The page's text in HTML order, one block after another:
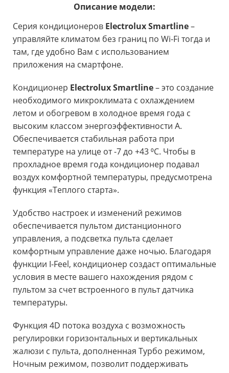
Описание модели:
Серия кондиционеров Electrolux Smartline–
управляйте климатом без границ по Wi-Fi тогда и
там, где удобно Вам с использованием
приложения на смартфоне.
Кондиционер Electrolux Smartline– это создание
необходимого микроклимата с охлаждением
летом и обогревом в холодное время года с
высоким классом энергоэффективности А.
Обеспечивается стабильная работа при
температуре на улице от -7 до +43 ⁰С. Чтобы в
прохладное время года кондиционер подавал
воздух комфортной температуры, предусмотрена
функция «Теплого старта».
Удобство настроек и изменений режимов
обеспечивается пультом дистанционного
управления, а подсветка пульта сделает
комфортным управление даже ночью. Благодаря
функции I-Feel, кондиционер создаст оптимальные
условия в месте вашего нахождения рядом с
пультом за счет встроенного в пульт датчика
температуры.
Функция 4D потока воздуха с возможность
регулировки горизонтальных и вертикальных
жалюзи с пульта, дополненная Турбо режимом,
Ночным режимом, позволит поддерживать